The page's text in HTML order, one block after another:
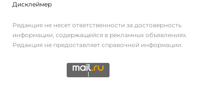
Дисклеймер
Редакция не несет ответственности за достоверность
информации, содержащейся в рекламных объявлениях.
Редакция не предоставляет справочной информации.